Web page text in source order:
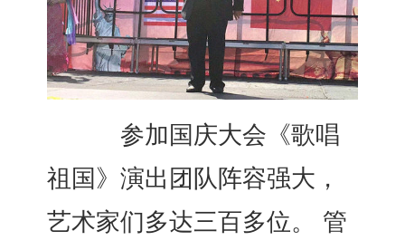
参加国庆大会《歌唱
祖国》演出团队阵容强大，
艺术家们多达三百多位。 管